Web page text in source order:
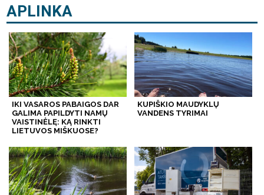
APLINKA
IKI VASAROS PABAIGOS DAR
GALIMA PAPILDYTI NAMŲ
VAISTINĖLĘ: KĄ RINKTI
LIETUVOS MIŠKUOSE?
KUPIŠKIO MAUDYKLŲ
VANDENS TYRIMAI